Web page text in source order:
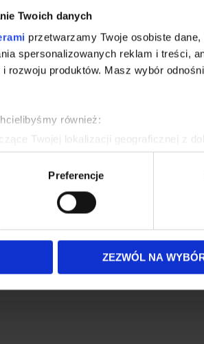
Twoich danych
przetwarzamy Twoje osobiste
spersonalizowanych reklam i treści,
rozwoju produktów. Masz wybór
również:
Twojej lokalizacji geograficznej z
aktywnie analizując
tego, jak Twoje osobiste dane są
cookie możesz zmienić lub wycofać
spersonalizowania treści i reklam,
o tym, jak korzystasz z naszej
mogą połączyć te informacje
z ich usług.
Preferencje
ZEZWÓL NA
dlaczego warto
badanie gruntu przed budową?
w badanie gruntu, czyli opinię
problemów oraz
Badanie gruntu to inwestycja,
terenowych. Na etapie